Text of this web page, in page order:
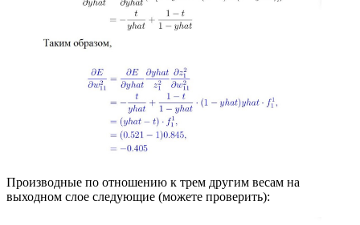
Производные по отношению к трем другим весам на
выходном слое следующие (можете проверить):